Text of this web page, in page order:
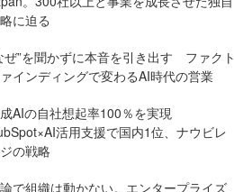
に迫る
ぜ”を聞かずに本音を引き出す ファクト
インディングで変わるAI時代の営業
AIの自社想起率100％を実現
活用支援で国内1位、ナウビレ
の戦略
で組織は動かない。エンタープライズ